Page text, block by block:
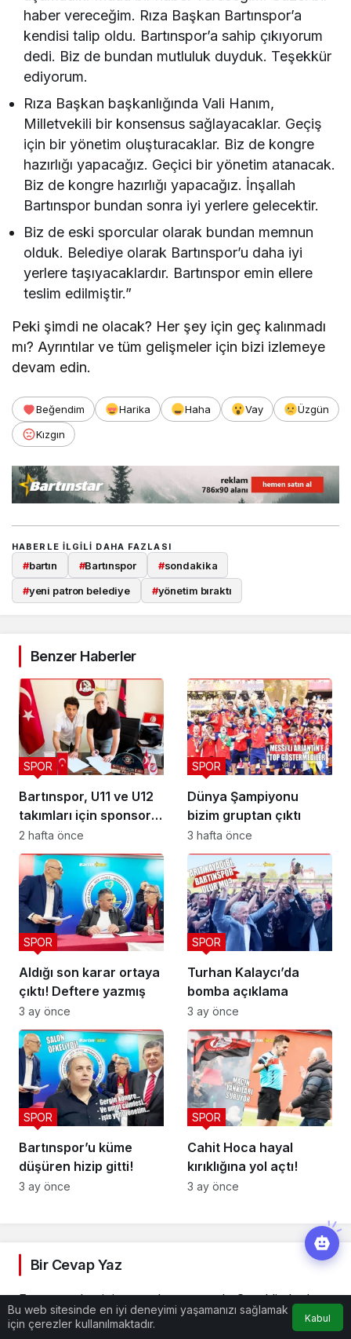
haber vereceğim. Rıza Başkan Bartınspor’a
kendisi talip oldu. Bartınspor’a sahip çıkıyorum
dedi. Biz de bundan mutluluk duyduk. Teşekkür
ediyorum.
Rıza Başkan başkanlığında Vali Hanım,
Milletvekili bir konsensus sağlayacaklar. Geçiş
için bir yönetim oluşturacaklar. Biz de kongre
hazırlığı yapacağız. Geçici bir yönetim atanacak.
Biz de kongre hazırlığı yapacağız. İnşallah
Bartınspor bundan sonra iyi yerlere gelecektir.
Biz de eski sporcular olarak bundan memnun
olduk. Belediye olarak Bartınspor’u daha iyi
yerlere taşıyacaklardır. Bartınspor emin ellere
teslim edilmiştir.”
Peki şimdi ne olacak? Her şey için geç kalınmadı
mı? Ayrıntılar ve tüm gelişmeler için bizi izlemeye
devam edin.
Beğendim Harika Haha Vay
Üzgün
Kızgın
HABERLE ILGILI DAHA FAZLASI
#bartın #Bartınspor #sondakika
#yeni patron belediye #yönetim bıraktı
Benzer Haberler
Bartınspor, U11 ve U12
takımları için sponsor
buldu
SPOR
2 hafta önce
Dünya Şampiyonu
bizim gruptan çıktı
SPOR
3 hafta önce
Aldığı son karar ortaya
çıktı! Deftere yazmış
SPOR
3 ay önce
Turhan Kalaycı’da
bomba açıklama
SPOR
3 ay önce
Bartınspor’u küme
düşüren hizip gitti!
SPOR
3 ay önce
Cahit Hoca hayal
kırıklığına yol açtı!
SPOR
3 ay önce
Bir Cevap Yaz
E-posta adresiniz yayınlanmayacak. Gerekli alanlar
*ile işaretlenmişlerdir
Bu web sitesinde en iyi deneyimi yaşamanızı sağlamak
için çerezler kullanılmaktadır.
Kabul